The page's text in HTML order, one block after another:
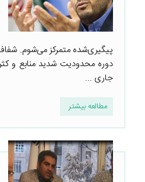
پیگیری‌شده متمرکز می‌شوم.
دوره محدودیت شدید منابع و
جاری ...
مطالعه بیشتر